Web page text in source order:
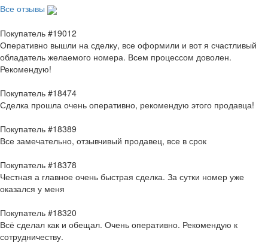
Все отзывы
Покупатель #19012
Оперативно вышли на сделку, все оформили и вот я счастливый
обладатель желаемого номера. Всем процессом доволен.
Рекомендую!
Покупатель #18474
Сделка прошла очень оперативно, рекомендую этого продавца!
Покупатель #18389
Все замечательно, отзывчивый продавец, все в срок
Покупатель #18378
Честная а главное очень быстрая сделка. За сутки номер уже
оказался у меня
Покупатель #18320
Всё сделал как и обещал. Очень оперативно. Рекомендую к
сотрудничеству.